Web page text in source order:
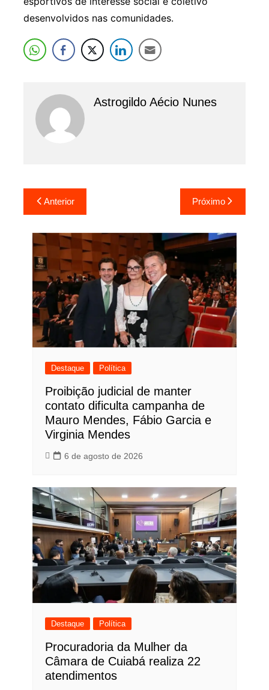
desenvolvidos nas comunidades.
Astrogildo Aécio Nunes
Navegação
de
Post
Anterior Próximo
Destaque Política
Proibição judicial de manter
contato dificulta campanha de
Mauro Mendes, Fábio Garcia e
Virginia Mendes
6 de agosto de 2026
Destaque Política
Procuradoria da Mulher da
Câmara de Cuiabá realiza 22
atendimentos